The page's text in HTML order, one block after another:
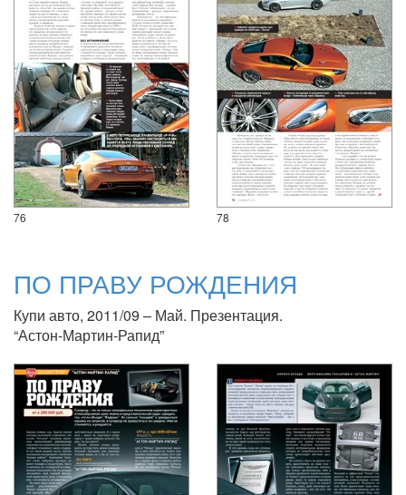
76 78
ПО ПРАВУ РОЖДЕНИЯ
Купи авто, 2011/09 – Май. Презентация.
“Астон-Мартин-Рапид”